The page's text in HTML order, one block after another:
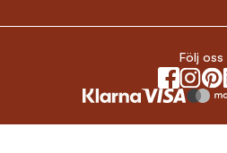
Följ oss